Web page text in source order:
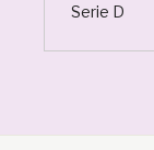
Serie D